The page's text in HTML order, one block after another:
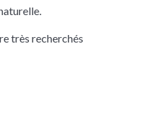
très recherchés